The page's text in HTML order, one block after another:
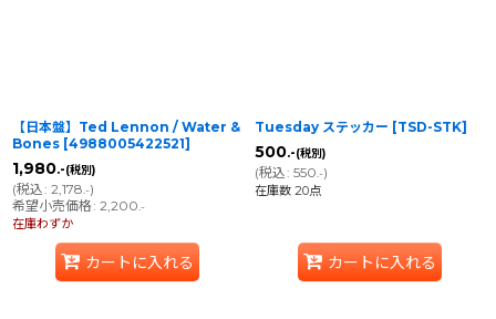
【日本盤】Ted Lennon / Water &
Bones [4988005422521]
1,980.-(税別)
(税込: 2,178.-)
希望小売価格: 2,200.-
在庫わずか
カートに入れる
Tuesday ステッカー [TSD-STK]
500.-(税別)
(税込: 550.-)
在庫数 20点
カートに入れる